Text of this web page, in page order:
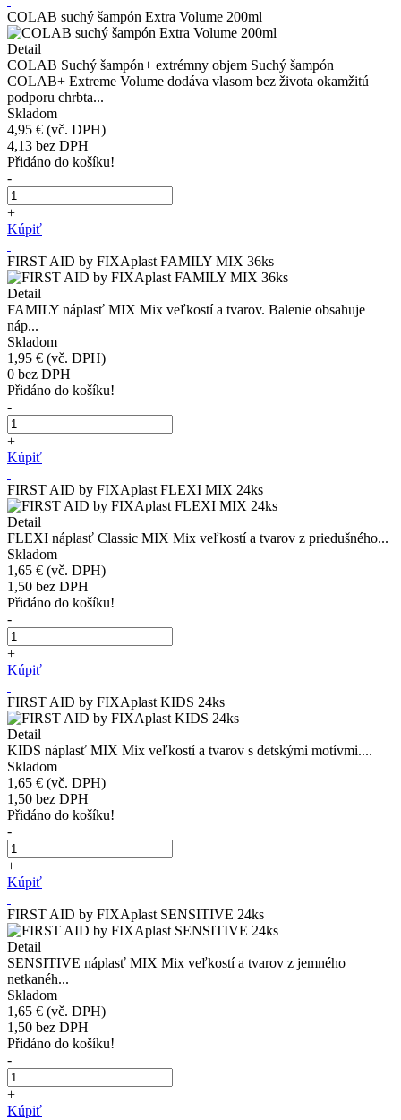
COLAB suchý šampón Extra Volume 200ml
Detail
COLAB Suchý šampón+ extrémny objem Suchý šampón
COLAB+ Extreme Volume dodáva vlasom bez života okamžitú
podporu chrbta...
Skladom
4,95 € (vč. DPH)
4,13 bez DPH
Přidáno do košíku!
-
+
Kúpiť
FIRST AID by FIXAplast FAMILY MIX 36ks
Detail
FAMILY náplasť MIX Mix veľkostí a tvarov. Balenie obsahuje
náp...
Skladom
1,95 € (vč. DPH)
0 bez DPH
Přidáno do košíku!
-
+
Kúpiť
FIRST AID by FIXAplast FLEXI MIX 24ks
Detail
FLEXI náplasť Classic MIX Mix veľkostí a tvarov z priedušného...
Skladom
1,65 € (vč. DPH)
1,50 bez DPH
Přidáno do košíku!
-
+
Kúpiť
FIRST AID by FIXAplast KIDS 24ks
Detail
KIDS náplasť MIX Mix veľkostí a tvarov s detskými motívmi....
Skladom
1,65 € (vč. DPH)
1,50 bez DPH
Přidáno do košíku!
-
+
Kúpiť
FIRST AID by FIXAplast SENSITIVE 24ks
Detail
SENSITIVE náplasť MIX Mix veľkostí a tvarov z jemného
netkanéh...
Skladom
1,65 € (vč. DPH)
1,50 bez DPH
Přidáno do košíku!
-
+
Kúpiť